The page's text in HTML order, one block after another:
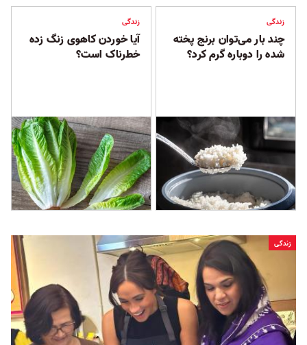
زندگی
چند بار می‌توان برنج پخته
شده را دوباره گرم کرد؟
زندگی
آیا خوردن کاهوی زنگ زده
خطرناک است؟
زندگی